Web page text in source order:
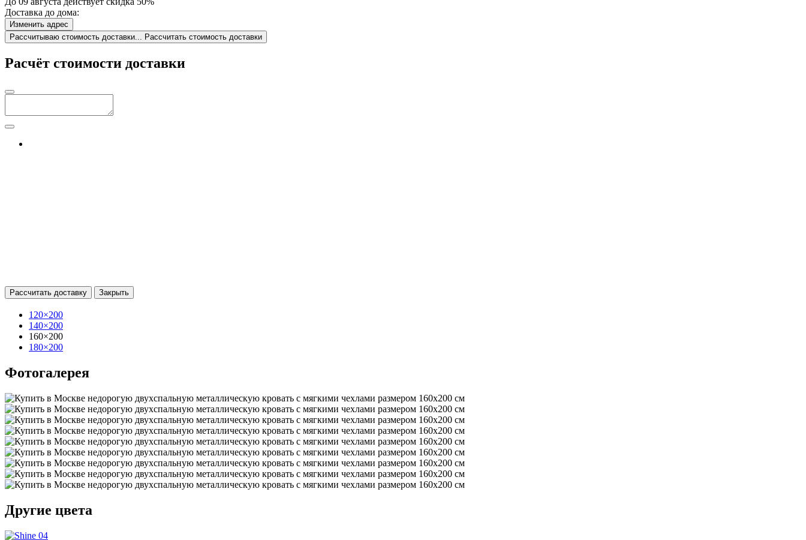
Доставка до дома:
Изменить адрес
Рассчитываю стоимость доставки...
Рассчитать стоимость доставки
Расчёт стоимости доставки
Рассчитать доставку Закрыть
120×200
140×200
160×200
180×200
Фотогалерея
Другие цвета